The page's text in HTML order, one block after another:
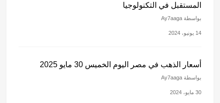
المستقبل في التكنولوجيا
بواسطة Ay7aaga
14 يونيو، 2024
أسعار الذهب في مصر اليوم الخميس 30 مايو 2025
بواسطة Ay7aaga
30 مايو، 2024